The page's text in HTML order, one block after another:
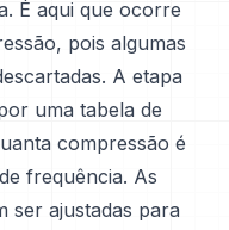
É aqui que ocorre
pois algumas
A etapa
uma tabela de
compressão é
frequência. As
ser ajustadas para